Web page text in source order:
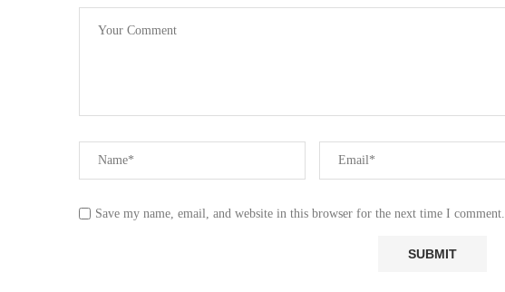
Save my name, email, and website in this browser for the next time I comment.